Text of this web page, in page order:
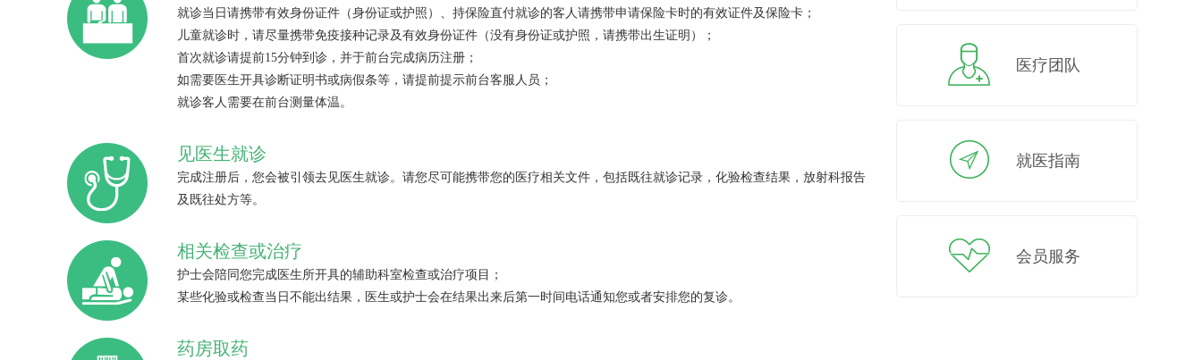
就诊当日请携带有效身份证件（身份证或护照）、持保险直付就诊的客人请携带申请保险卡时的有效证件及保险卡；
儿童就诊时，请尽量携带免疫接种记录及有效身份证件（没有身份证或护照，请携带出生证明）；
首次就诊请提前15分钟到诊，并于前台完成病历注册；
如需要医生开具诊断证明书或病假条等，请提前提示前台客服人员；
就诊客人需要在前台测量体温。
见医生就诊
完成注册后，您会被引领去见医生就诊。请您尽可能携带您的医疗相关文件，包括既往就诊记录，化验检查结果，放射科报告
及既往处方等。
相关检查或治疗
护士会陪同您完成医生所开具的辅助科室检查或治疗项目；
某些化验或检查当日不能出结果，医生或护士会在结果出来后第一时间电话通知您或者安排您的复诊。
药房取药
医疗团队
就医指南
会员服务